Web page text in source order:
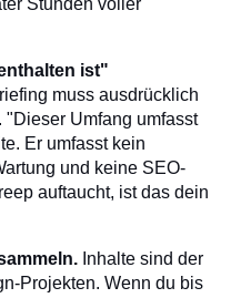
Stunden voller
ist"
muss ausdrücklich
Umfang umfasst
Er umfasst kein
und keine SEO-
auftaucht, ist das dein
Inhalte sind der
Projekten. Wenn du bis